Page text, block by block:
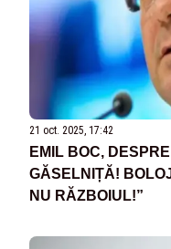
21 oct. 2025, 17:42
EMIL BOC,
GĂSELNIȚĂ!
NU RĂZBOIUL!”